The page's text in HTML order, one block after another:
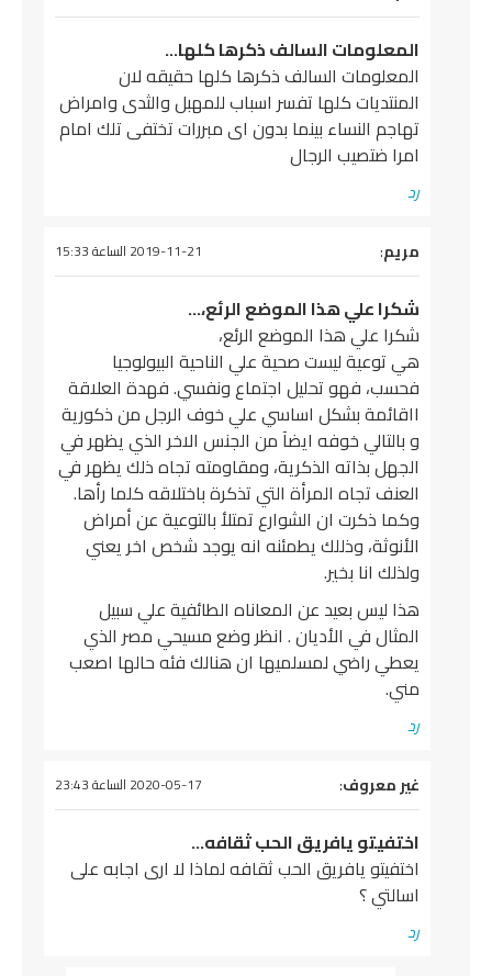
المعلومات السالف ذكرها كلها…
المعلومات السالف ذكرها كلها حقيقه لان
المنتديات كلها تفسر اسباب للمهبل والثدى وامراض
تهاجم النساء بينما بدون اى مبررات تختفى تلك امام
امرا ضتصيب الرجال
رد
يقول
مريم: 2019-11-21 الساعة 15:33
شكرا علي هذا الموضع الرئع،…
شكرا علي هذا الموضع الرئع،
هي توعية ليست صحية علي الناحية البيولوجيا
فحسب، فهو تحليل اجتماع ونفسي. فهدة العلاقة
ااقائمة بشكل اساسي علي خوف الرجل من ذكورية
و بالتالي خوفه ايضآ من الجنس الاخر الذي يظهر في
الجهل بذاته الذكرية، ومقاومته تجاه ذلك يظهر في
العنف تجاه المرأة التي تذكرة باختلاقه كلما رأها.
وكما ذكرت ان الشوارع تمتلأ بالتوعية عن أمراض
الأنوثة، وذللك يطمئنه انه يوجد شخص اخر يعني
ولذلك انا بخير.
هذا ليس بعيد عن المعاناه الطائفية علي سبيل
المثال في الأديان . انظر وضع مسيحي مصر الذي
يعطي راضي لمسلميها ان هنالك فئه حالها اصعب
مني.
رد
يقول
غير معروف: 2020-05-17 الساعة 23:43
اختفيتو يافريق الحب ثقافه…
اختفيتو يافريق الحب ثقافه لماذا لا ارى اجابه على
اسالتي ؟
رد